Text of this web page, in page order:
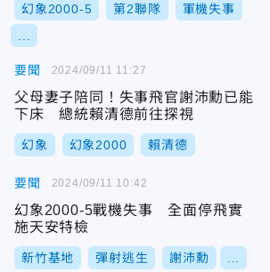
幻象2000-5 第2聯隊 軍機失事
要聞
父母妻子陪同！失事飛官謝沛勳已能
下床 總統賴清德前往探視
幻象 幻象2000 賴清德
2024/09/11 11:27
要聞
幻象2000-5戰機失事 全面停飛實
施天安特檢
新竹基地 彈射逃生 謝沛勳
2024/09/11 10:42